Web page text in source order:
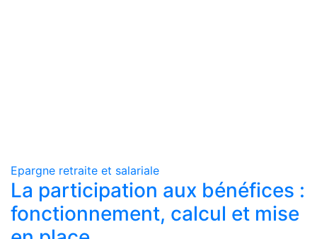
Epargne retraite et salariale
La participation aux bénéfices :
fonctionnement, calcul et mise